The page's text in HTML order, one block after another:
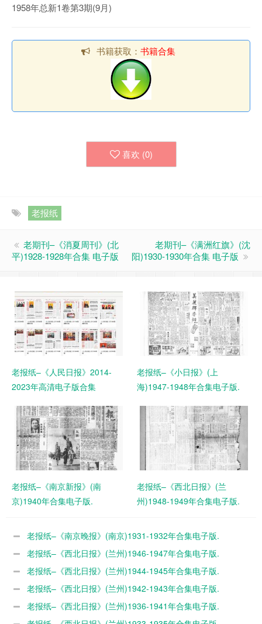
1958年总新1卷第3期(9月)
书籍获取： 书籍合集
喜欢 (0)
老报纸
老期刊–《消夏周刊》(北
平)1928-1928年合集 电子版
老期刊–《满洲红旗》(沈
阳)1930-1930年合集 电子版
老报纸–《人民日报》2014-
2023年高清电子版合集
老报纸–《小日报》(上
海)1947-1948年合集电子版.
老报纸–《南京新报》(南
京)1940年合集电子版.
老报纸–《西北日报》(兰
州)1948-1949年合集电子版.
老报纸–《南京晚报》(南京)1931-1932年合集电子版.
老报纸–《西北日报》(兰州)1946-1947年合集电子版.
老报纸–《西北日报》(兰州)1944-1945年合集电子版.
老报纸–《西北日报》(兰州)1942-1943年合集电子版.
老报纸–《西北日报》(兰州)1936-1941年合集电子版.